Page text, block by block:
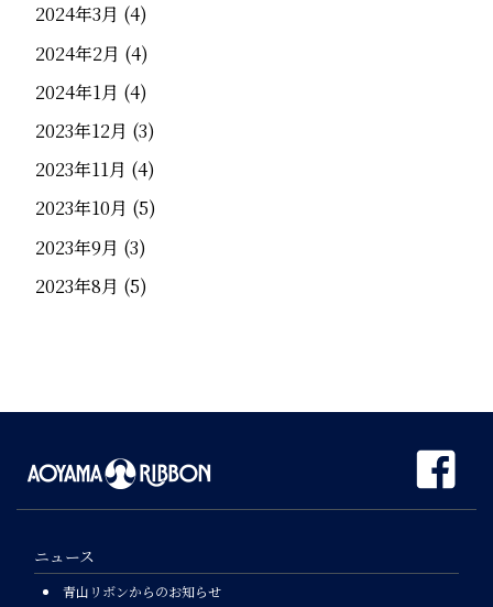
2024年3月 (4)
2024年2月 (4)
2024年1月 (4)
2023年12月 (3)
2023年11月 (4)
2023年10月 (5)
2023年9月 (3)
2023年8月 (5)
ニュース
青山リボンからのお知らせ